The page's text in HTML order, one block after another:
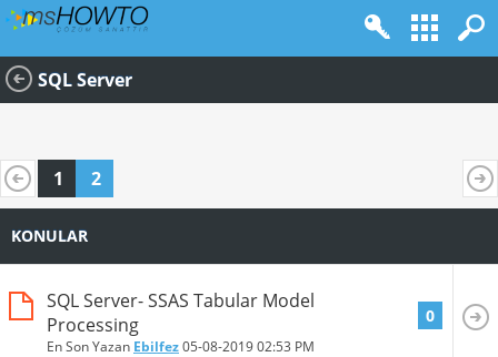
SQL Server
1 2
KONULAR
SQL Server- SSAS Tabular Model
Processing
En Son Yazan Ebilfez05-08-201902:53 PM
0